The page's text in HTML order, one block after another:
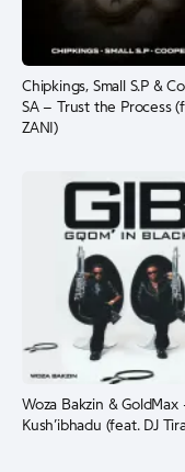
Chipkings, Small S.P &
SA – Trust the Process
ZANI)
Woza Bakzin & GoldMax
Kush’ibhadu (feat. DJ